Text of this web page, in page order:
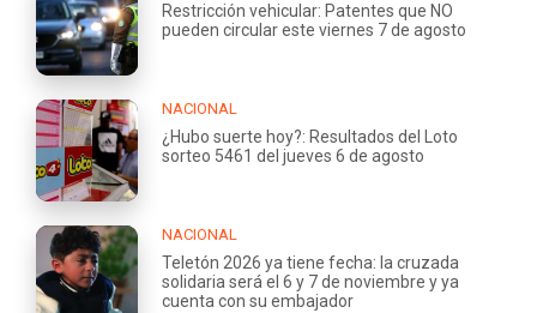
Restricción vehicular: Patentes que NO
pueden circular este viernes 7 de agosto
NACIONAL
¿Hubo suerte hoy?: Resultados del Loto
sorteo 5461 del jueves 6 de agosto
NACIONAL
Teletón 2026 ya tiene fecha: la cruzada
solidaria será el 6 y 7 de noviembre y ya
cuenta con su embajador